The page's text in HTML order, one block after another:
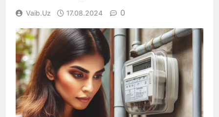
Vaib.uz 17.08.2024 0